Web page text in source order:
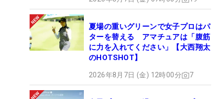
夏場の重いグリーンで女子プロはパ
ターを替える アマチュアは「腹筋
に力を入れてください」【大西翔太
のHOTSHOT】
2026年8月7日 (金) 12時00分 7